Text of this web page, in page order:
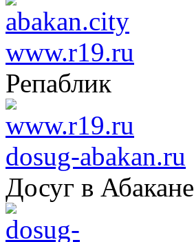
www.r19.ru
Репаблик
dosug-abakan.ru
Досуг в Абакане